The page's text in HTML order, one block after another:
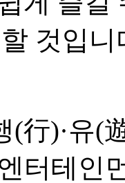
것입니
(行)·유(
터테인